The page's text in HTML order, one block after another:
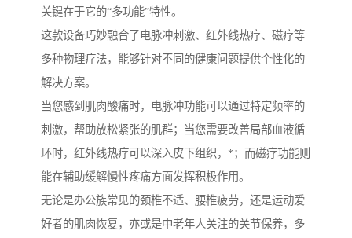
关键在于它的“多功能”特性。
这款设备巧妙融合了电脉冲刺激、红外线热疗、磁疗等
多种物理疗法，能够针对不同的健康问题提供个性化的
解决方案。
当您感到肌肉酸痛时，电脉冲功能可以通过特定频率的
刺激，帮助放松紧张的肌群；当您需要改善局部血液循
环时，红外线热疗可以深入皮下组织，*；而磁疗功能则
能在辅助缓解慢性疼痛方面发挥积极作用。
无论是办公族常见的颈椎不适、腰椎疲劳，还是运动爱
好者的肌肉恢复，亦或是中老年人关注的关节保养，多